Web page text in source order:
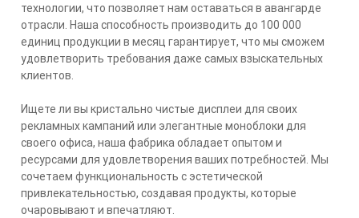
технологии, что позволяет нам оставаться в авангарде
отрасли. Наша способность производить до 100 000
единиц продукции в месяц гарантирует, что мы сможем
удовлетворить требования даже самых взыскательных
клиентов.
Ищете ли вы кристально чистые дисплеи для своих
рекламных кампаний или элегантные моноблоки для
своего офиса, наша фабрика обладает опытом и
ресурсами для удовлетворения ваших потребностей. Мы
сочетаем функциональность с эстетической
привлекательностью, создавая продукты, которые
очаровывают и впечатляют.